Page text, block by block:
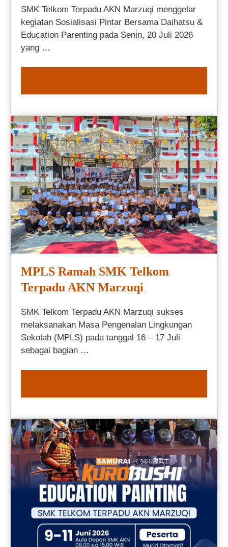
SMK Telkom Terpadu AKN Marzuqi menggelar
kegiatan Sosialisasi Pintar Bersama Daihatsu &
Education Parenting pada Senin, 20 Juli 2026
yang …
MPLS Ramah SMK Telkom
Terpadu AKN Marzuqi
SMK Telkom Terpadu AKN Marzuqi sukses
melaksanakan Masa Pengenalan Lingkungan
Sekolah (MPLS) pada tanggal 16 – 17 Juli
sebagai bagian …